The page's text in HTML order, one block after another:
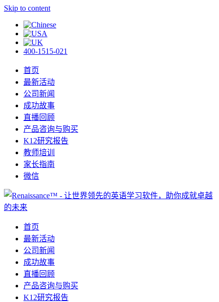
Skip to content
400-1515-021
首页
最新活动
公司新闻
成功故事
直播回顾
产品咨询与购买
K12研究报告
教师培训
家长指南
微信
首页
最新活动
公司新闻
成功故事
直播回顾
产品咨询与购买
K12研究报告